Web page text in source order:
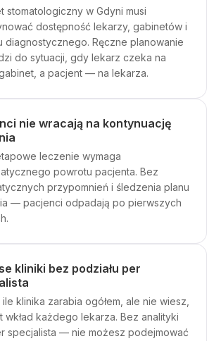
stomatologiczny w Gdyni musi
dostępność lekarzy, gabinetów i
diagnostycznego. Ręczne planowanie
do sytuacji, gdy lekarz czeka na
a pacjent — na lekarza.
nie wracają na kontynuację
leczenie wymaga
powrotu pacjenta. Bez
przypomnień i śledzenia planu
— pacjenci odpadają po pierwszych
kliniki bez podziału per
klinika zarabia ogółem, ale nie wiesz,
wkład każdego lekarza. Bez analityki
specjalista — nie możesz podejmować